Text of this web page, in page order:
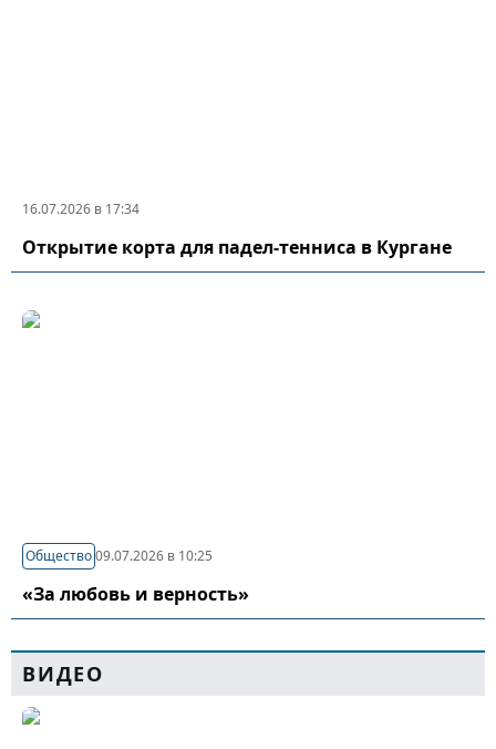
16.07.2026 в 17:34
Открытие корта для падел-тенниса в Кургане
Общество09.07.2026 в 10:25
«За любовь и верность»
ВИДЕО